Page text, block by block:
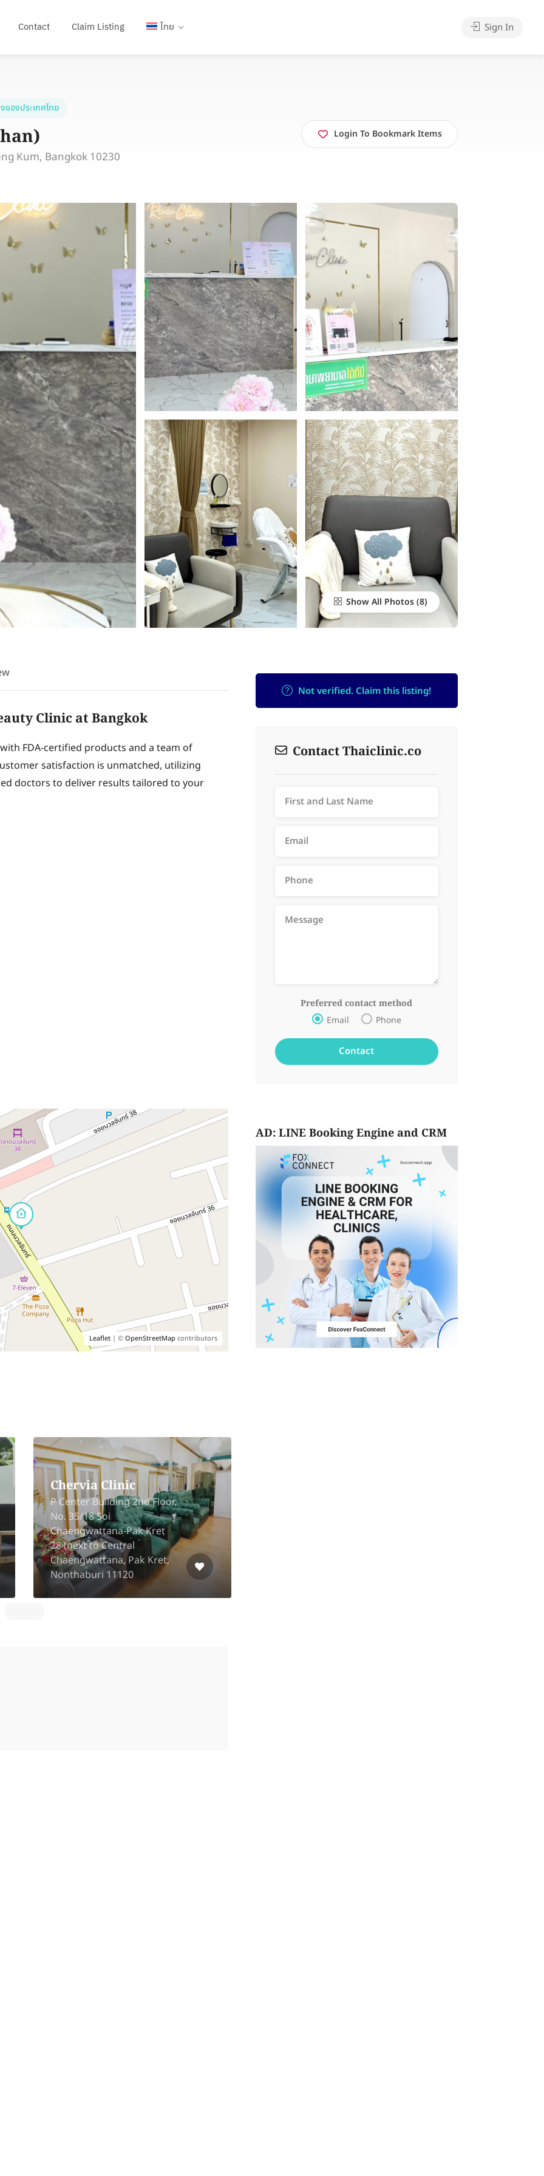
Contact Claim Listing ไทย Sign In
ของประเทศไทย
Kum, Bangkok 10230
Login To Bookmark Items
Show All Photos
Clinic at Bangkok
FDA-certified products and a team of
satisfaction is unmatched, utilizing
doctors to deliver results tailored to your
Leaflet| ©OpenStreetMapcontributors
Chervia Clinic
P Center Building 2nd Floor,
No. 35/18 Soi
Chaengwattana-Pak Kret
28 (next to Central
Chaengwattana, Pak Kret,
Nonthaburi 11120
Not verified. Claim this listing!
Contact Thaiclinic.co
Preferred contact method
Email Phone
AD: LINE Booking Engine and CRM